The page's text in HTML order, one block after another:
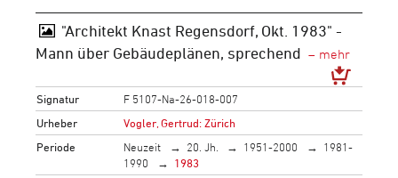
"Architekt Knast Regensdorf, Okt. 1983" -
Mann über Gebäudeplänen, sprechend
Signatur
F 5107-Na-26-018-007
Urheber
Vogler, Gertrud: Zürich
Periode
Neuzeit 20. Jh. 1951-2000
1981-
1990
1983